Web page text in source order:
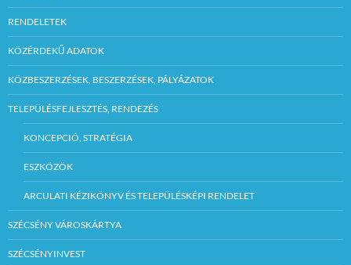
RENDELETEK
KÖZÉRDEKŰ ADATOK
KÖZBESZERZÉSEK, BESZERZÉSEK, PÁLYÁZATOK
TELEPÜLÉSFEJLESZTÉS, RENDEZÉS
KONCEPCIÓ, STRATÉGIA
ESZKÖZÖK
ARCULATI KÉZIKÖNYV ÉS TELEPÜLÉSKÉPI RENDELET
SZÉCSÉNY VÁROSKÁRTYA
SZÉCSÉNYINVEST